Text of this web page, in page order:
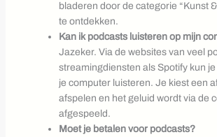
bladeren door de categorie “Kunst
te ontdekken.
Kan ik podcasts luisteren op mijn
Jazeker. Via de websites van veel
streamingdiensten als Spotify kun
je computer luisteren. Je kiest een
afspelen en het geluid wordt via de
afgespeeld.
Moet je betalen voor podcasts?